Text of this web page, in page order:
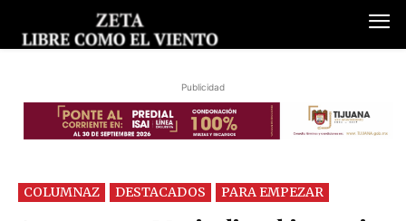
Publicidad
COLUMNAZ DESTACADOS PARA EMPEZAR